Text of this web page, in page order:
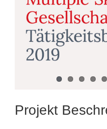
Projekt